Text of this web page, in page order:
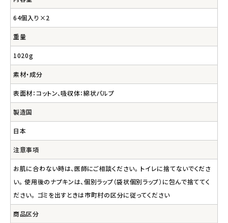
64個入り×2
重量
1020g
素材・成分
表面材：コットン、吸収体：綿状パルプ
製造国
日本
注意事項
お肌に合わない時は、医師にご相談ください。 トイレに捨てないでくださ
い。 使用後のナプキンは、個別ラップ（袋状個別ラップ）に包んで捨ててく
ださい。 ゴミを出すときは市町村の区分に従ってください
商品区分